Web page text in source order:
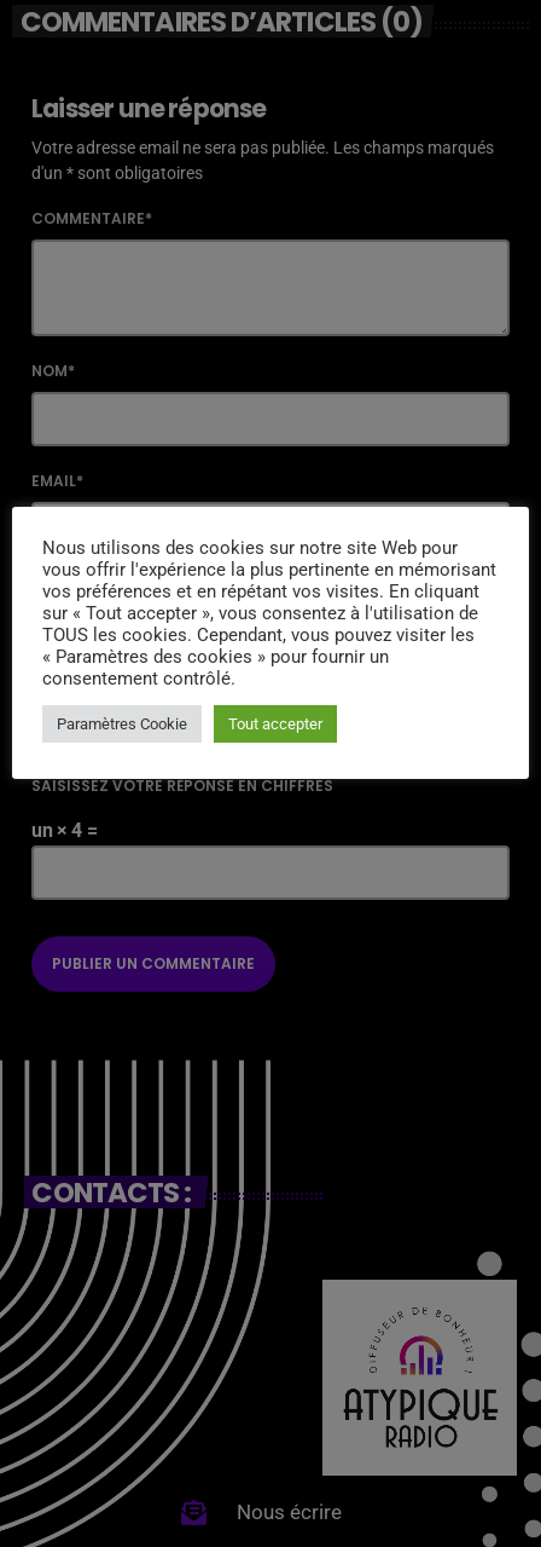
COMMENTAIRES D’ARTICLES (0)
Laisser une réponse
Votre adresse email ne sera pas publiée. Les champs marqués
d'un * sont obligatoires
COMMENTAIRE*
NOM*
EMAIL*
URL
ENREGISTRER MON NOM, MON E-MAIL ET MON SITE DANS LE
NAVIGATEUR POUR MON PROCHAIN COMMENTAIRE.
SAISISSEZ VOTRE RÉPONSE EN CHIFFRES
un × 4 =
CONTACTS :
Nous écrire
Nous utilisons des cookies sur notre site Web pour
vous offrir l'expérience la plus pertinente en mémorisant
vos préférences et en répétant vos visites. En cliquant
sur « Tout accepter », vous consentez à l'utilisation de
TOUS les cookies. Cependant, vous pouvez visiter les
« Paramètres des cookies » pour fournir un
consentement contrôlé.
Paramètres Cookie Tout accepter